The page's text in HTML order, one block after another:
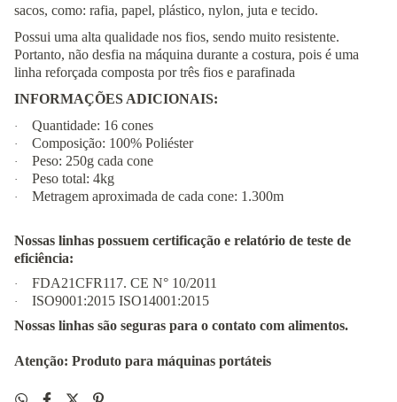
sacos, como: rafia, papel, plástico, nylon, juta e tecido.
Possui uma alta qualidade nos fios, sendo muito resistente.
Portanto, não desfia na máquina durante a costura, pois é uma
linha reforçada composta por três fios e parafinada
INFORMAÇÕES ADICIONAIS:
· Quantidade: 16 cones
· Composição: 100% Poliéster
· Peso: 250g cada cone
· Peso total: 4kg
· Metragem aproximada de cada cone: 1.300m
Nossas linhas possuem certificação e relatório de teste de
eficiência:
· FDA21CFR117. CE N° 10/2011
·
ISO9001:2015 ISO14001:2015
Nossas linhas são seguras para o contato com alimentos.
Atenção: Produto para máquinas portáteis